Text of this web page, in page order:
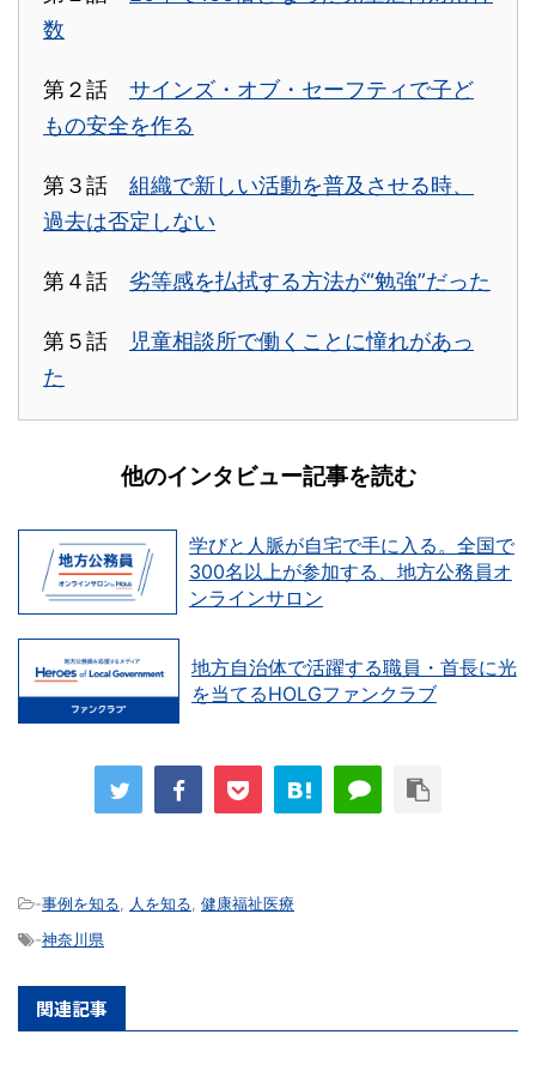
数
第２話 サインズ・オブ・セーフティで子ど
もの安全を作る
第３話 組織で新しい活動を普及させる時、
過去は否定しない
第４話 劣等感を払拭する方法が“勉強”だった
第５話
児童相談所で働くことに憧れがあっ
た
他のインタビュー記事を読む
学びと人脈が自宅で手に入る。全国で
300名以上が参加する、地方公務員オ
ンラインサロン
地方自治体で活躍する職員・首長に光
を当てるHOLGファンクラブ
-事例を知る, 人を知る, 健康福祉医療
-神奈川県
関連記事